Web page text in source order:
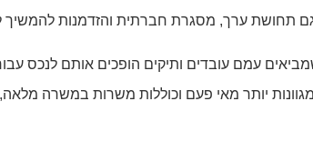
תחושת ערך, מסגרת חברתית והזדמנות
עמם עובדים ותיקים הופכים אותם לנכס
מגוונות יותר מאי פעם וכוללות משרות במשרה